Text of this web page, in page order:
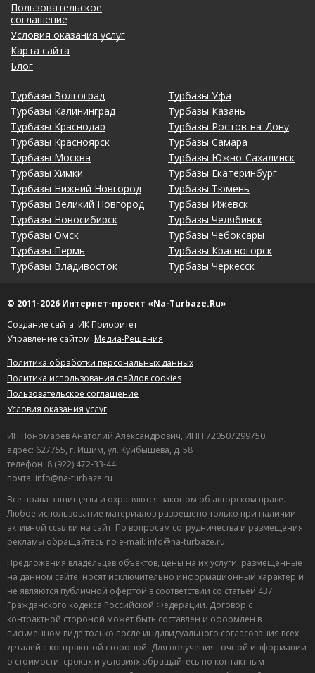
Пользовательское
соглашение
Условия оказания услуг
Карта сайта
Блог
Турбазы Волгоград
Турбазы Калининград
Турбазы Краснодар
Турбазы Красноярск
Турбазы Москва
Турбазы Химки
Турбазы Нижний Новгород
Турбазы Великий Новгород
Турбазы Новосибирск
Турбазы Омск
Турбазы Пермь
Турбазы Владивосток
Турбазы Уфа
Турбазы Казань
Турбазы Ростов-на-Дону
Турбазы Самара
Турбазы Южно-Сахалинск
Турбазы Екатеринбург
Турбазы Тюмень
Турбазы Ижевск
Турбазы Челябинск
Турбазы Чебоксары
Турбазы Красногорск
Турбазы Черкесск
© 2011-2026 Интернет-проект «Na-Turbaze.Ru»
Создание сайта: ИК Приоритет
Управление сайтом: Медиа-Решения
Политика обработки персональных данных
Политика использования файлов cookies
Пользовательское соглашение
Условия оказания услуг
ИП Пономарев Анатолий Александрович, ИНН 720507299750,
адрес: 627755, г. Ишим, ул. Куйбышева, д. 58
телефон: 8 (922) 472-33-44
почта: info@na-turbaze.ru
Все права защищены и охраняются законом об авторском праве.
Любое использование материалов разрешено только при наличии
активной ссылки на сайт. По вопросам сотрудничества и размещения
рекламы обращайтесь по e-mail: info@na-turbaze.ru
Предложения владельцев объектов, цены на их услуги, размещенные
на данном сайте, носят исключительно информационный характер и
не являются публичной офертой в соответствии со статьей 437
Гражданского кодекса Российской Федерации. Договор с
контрактной стороной может быть составлен и оформлен в
письменном виде только после индивидуального согласования всех
деталей с контрактной стороной. Для получения точной информации
о стоимости, сроках и условиях обращайтесь по контактным